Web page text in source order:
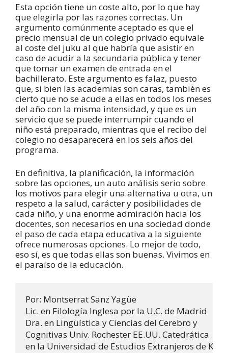
Esta opción tiene un coste alto, por lo que hay
que elegirla por las razones correctas. Un
argumento comúnmente aceptado es que el
precio mensual de un colegio privado equivale
al coste del juku al que habría que asistir en
caso de acudir a la secundaria pública y tener
que tomar un examen de entrada en el
bachillerato. Este argumento es falaz, puesto
que, si bien las academias son caras, también es
cierto que no se acude a ellas en todos los meses
del año con la misma intensidad, y que es un
servicio que se puede interrumpir cuando el
niño está preparado, mientras que el recibo del
colegio no desaparecerá en los seis años del
programa.
En definitiva, la planificación, la información
sobre las opciones, un auto análisis serio sobre
los motivos para elegir una alternativa u otra, un
respeto a la salud, carácter y posibilidades de
cada niño, y una enorme admiración hacia los
docentes, son necesarios en una sociedad donde
el paso de cada etapa educativa a la siguiente
ofrece numerosas opciones. Lo mejor de todo,
eso sí, es que todas ellas son buenas. Vivimos en
el paraíso de la educación.
Por: Montserrat Sanz Yagüe
Lic. en Filología Inglesa por la U.C. de Madrid
Dra. en Lingüística y Ciencias del Cerebro y
Cognitivas Univ. Rochester EE.UU. Catedrática
en la Universidad de Estudios Extranjeros de Kobe